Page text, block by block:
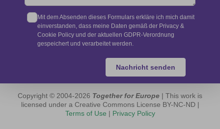
Mit dem Absenden dieses Formulars erkläre ich mich damit
einverstanden, dass meine Daten gemäß der Privacy &
Cookie Policy und der aktuellen GDPR-Verordnung
gespeichert und verarbeitet werden.
Nachricht senden
Copyright © 2004-2026 Together for Europe | This work is
licensed under a Creative Commons License BY-NC-ND |
Terms of Use | Privacy Policy